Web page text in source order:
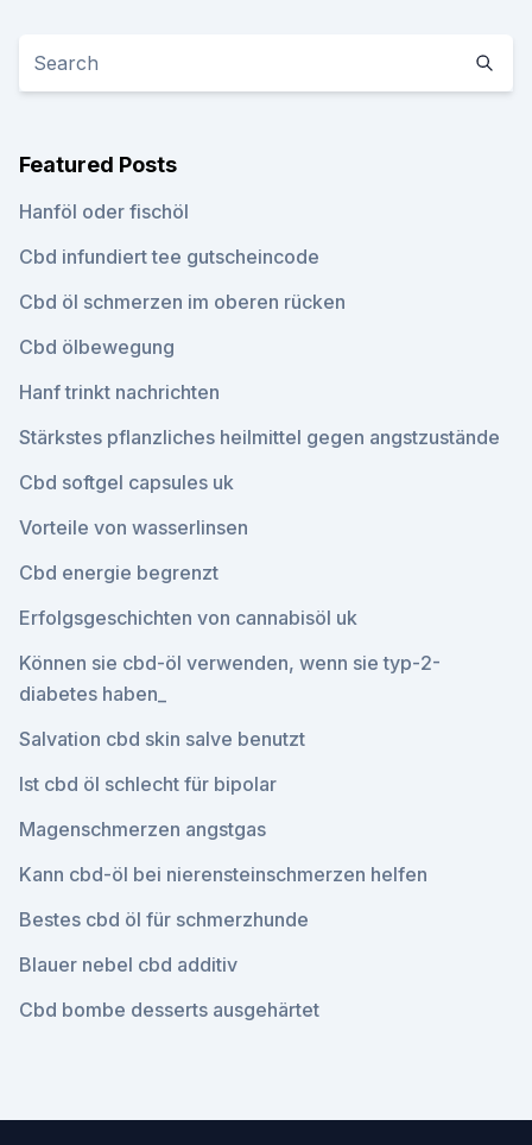
Featured Posts
Hanföl oder fischöl
Cbd infundiert tee gutscheincode
Cbd öl schmerzen im oberen rücken
Cbd ölbewegung
Hanf trinkt nachrichten
Stärkstes pflanzliches heilmittel gegen angstzustände
Cbd softgel capsules uk
Vorteile von wasserlinsen
Cbd energie begrenzt
Erfolgsgeschichten von cannabisöl uk
Können sie cbd-öl verwenden, wenn sie typ-2-
diabetes haben_
Salvation cbd skin salve benutzt
Ist cbd öl schlecht für bipolar
Magenschmerzen angstgas
Kann cbd-öl bei nierensteinschmerzen helfen
Bestes cbd öl für schmerzhunde
Blauer nebel cbd additiv
Cbd bombe desserts ausgehärtet